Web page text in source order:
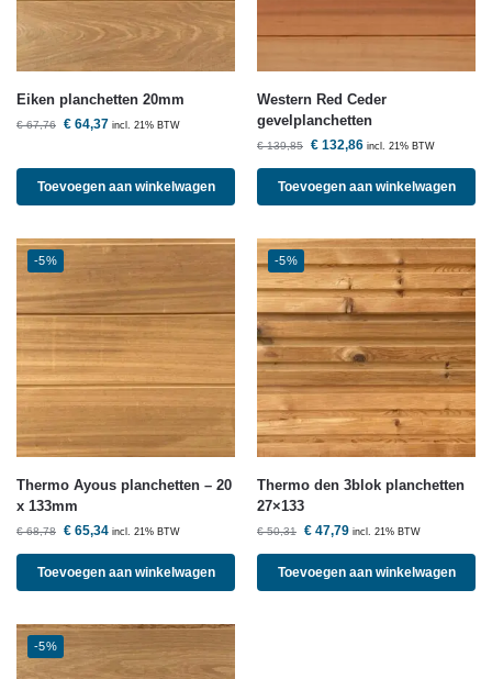
Eiken planchetten 20mm
€67,76 € 64,37 incl. 21% BTW
Toevoegen aan winkelwagen
Western Red Ceder
gevelplanchetten
€139,85 € 132,86 incl. 21% BTW
Toevoegen aan winkelwagen
-5%
Thermo Ayous planchetten – 20
x 133mm
€68,78 € 65,34 incl. 21% BTW
Toevoegen aan winkelwagen
-5%
Thermo den 3blok planchetten
27×133
€50,31 € 47,79 incl. 21% BTW
Toevoegen aan winkelwagen
-5%